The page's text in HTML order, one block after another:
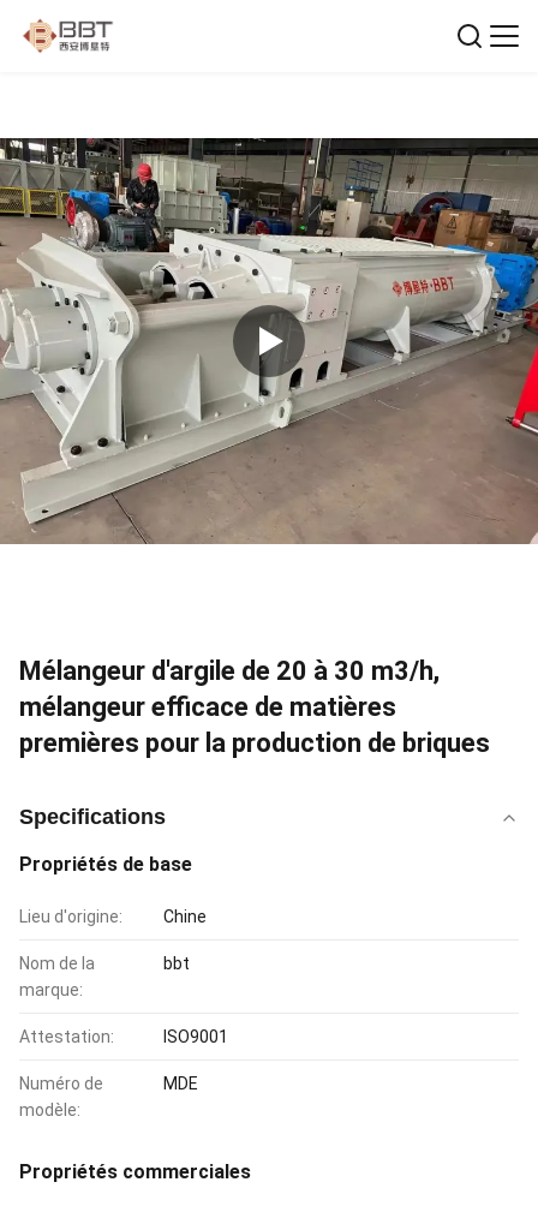
Mélangeur d'argile de 20 à 30 m3/h,
mélangeur efficace de matières
premières pour la production de briques
Specifications
Propriétés de base
Lieu d'origine: Chine
Nom de la
marque:
bbt
Attestation: ISO9001
Numéro de
modèle:
MDE
Propriétés commerciales